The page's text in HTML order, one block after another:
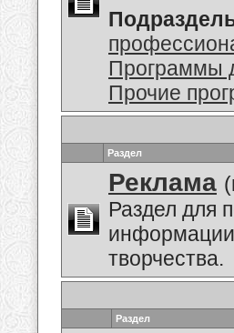
Программы
Прочие
Раздел
Реклама
Раздел для
творчества.
Раздел